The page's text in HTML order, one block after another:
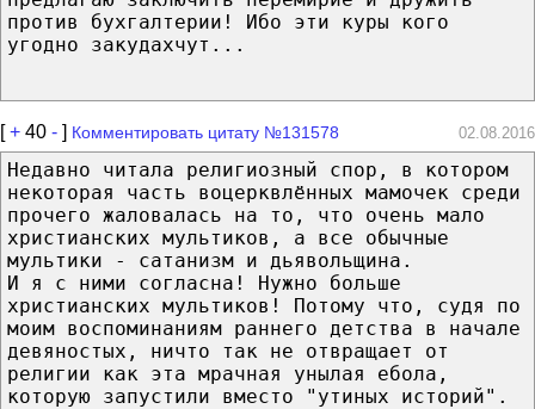
против бухгалтерии! Ибо эти куры кого
угодно закудахчут...
[+ 40 - ] Комментировать цитату №131578 02.08.2016
Недавно читала религиозный спор, в котором
некоторая часть воцерквлённых мамочек среди
прочего жаловалась на то, что очень мало
христианских мультиков, а все обычные
мультики - сатанизм и дьявольщина.
И я с ними согласна! Нужно больше
христианских мультиков! Потому что, судя по
моим воспоминаниям раннего детства в начале
девяностых, ничто так не отвращает от
религии как эта мрачная унылая ебола,
которую запустили вместо "утиных историй".